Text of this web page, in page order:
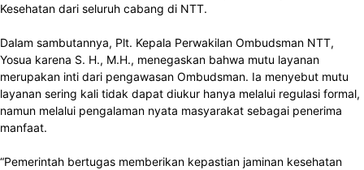
Kesehatan dari seluruh cabang di NTT.
Dalam sambutannya, Plt. Kepala Perwakilan Ombudsman NTT,
Yosua karena S. H., M.H., menegaskan bahwa mutu layanan
merupakan inti dari pengawasan Ombudsman. Ia menyebut mutu
layanan sering kali tidak dapat diukur hanya melalui regulasi formal,
namun melalui pengalaman nyata masyarakat sebagai penerima
manfaat.
“Pemerintah bertugas memberikan kepastian jaminan kesehatan